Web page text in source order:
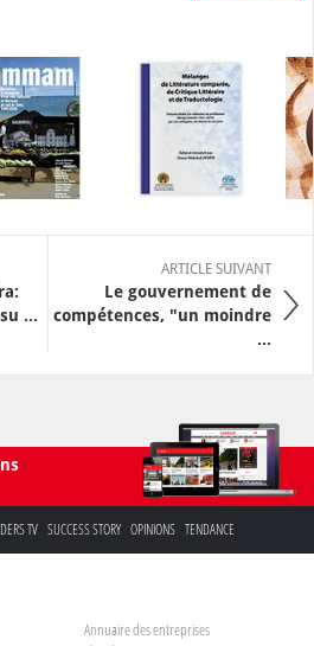
...
ARTICLE SUIVANT
Le gouvernement de
compétences, "un moindre
...
TV SUCCESS STORY OPINIONS TENDANCE
Annuaire des entreprises